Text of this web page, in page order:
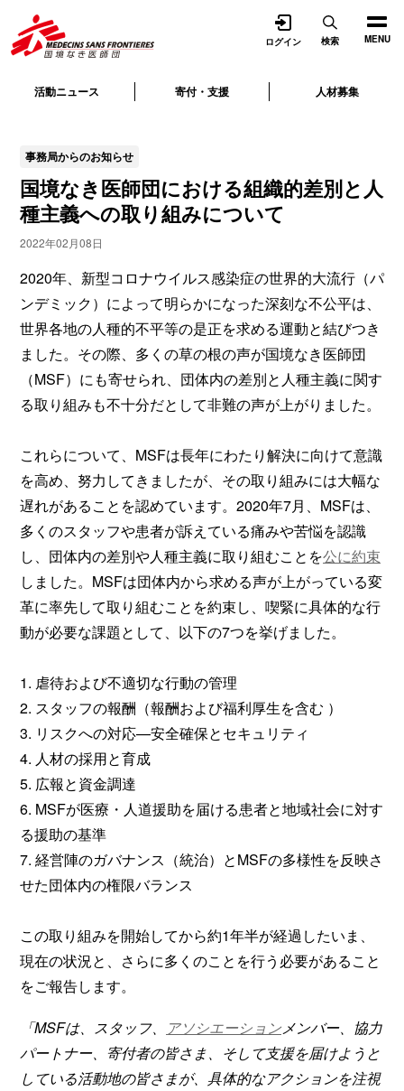
MENU
活動ニュース 寄付・支援 人材募集
ログイン 検索
事務局からのお知らせ
国境なき医師団における組織的差別と人
種主義への取り組みについて
2022年02月08日
2020年、新型コロナウイルス感染症の世界的大流行（パ
ンデミック）によって明らかになった深刻な不公平は、
世界各地の人種的不平等の是正を求める運動と結びつき
ました。その際、多くの草の根の声が国境なき医師団
（MSF）にも寄せられ、団体内の差別と人種主義に関す
る取り組みも不十分だとして非難の声が上がりました。
これらについて、MSFは長年にわたり解決に向けて意識
を高め、努力してきましたが、その取り組みには大幅な
遅れがあることを認めています。2020年7月、MSFは、
多くのスタッフや患者が訴えている痛みや苦悩を認識
し、団体内の差別や人種主義に取り組むことを公に約束
しました。MSFは団体内から求める声が上がっている変
革に率先して取り組むことを約束し、喫緊に具体的な行
動が必要な課題として、以下の7つを挙げました。
1. 虐待および不適切な行動の管理
2. スタッフの報酬（報酬および福利厚生を含む ）
3. リスクへの対応—安全確保とセキュリティ
4. 人材の採用と育成
5. 広報と資金調達
6. MSFが医療・人道援助を届ける患者と地域社会に対す
る援助の基準
7. 経営陣のガバナンス（統治）とMSFの多様性を反映さ
せた団体内の権限バランス
この取り組みを開始してから約1年半が経過したいま、
現在の状況と、さらに多くのことを行う必要があること
をご報告します。
「MSFは、スタッフ、
アソシエーションメンバー、協力
パートナー、寄付者の皆さま、そして支援を届けようと
している活動地の皆さまが、具体的なアクションを注視